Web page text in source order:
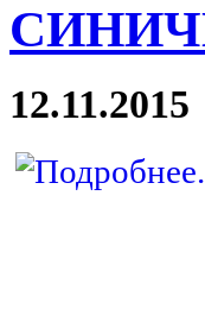
12.11.2015